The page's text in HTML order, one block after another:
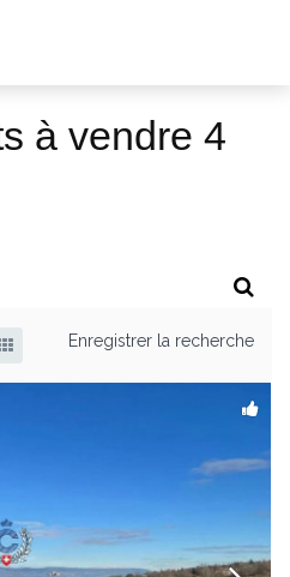
à vendre 4
Enregistrer la recherche